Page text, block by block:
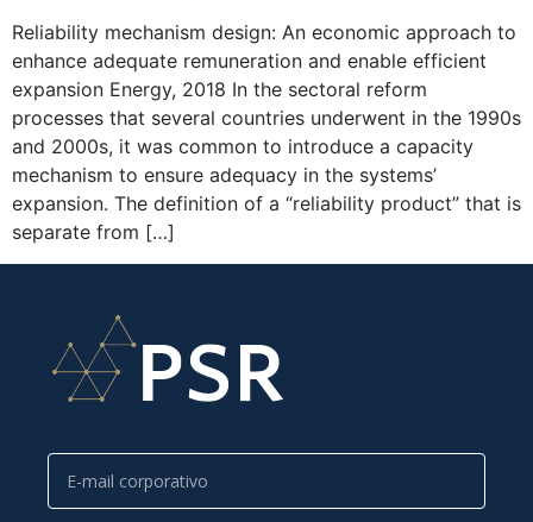
Reliability mechanism design: An economic approach to
enhance adequate remuneration and enable efficient
expansion Energy, 2018 In the sectoral reform
processes that several countries underwent in the 1990s
and 2000s, it was common to introduce a capacity
mechanism to ensure adequacy in the systems’
expansion. The definition of a “reliability product” that is
separate from […]